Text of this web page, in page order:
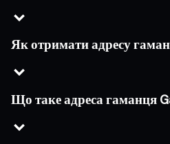
Як отримати адресу
Що таке адреса гаманця